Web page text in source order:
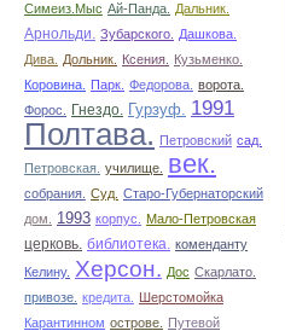
Симеиз.Мыс Ай-Панда. Дальник.
Арнольди. Зубарского.
Дашкова.
Дива.
Дольник. Ксения.
Кузьменко.
Коровина.
Парк. Федорова. ворота.
Форос.
Гнездо. Гурзуф. 1991
Полтава. Петровский сад.
Петровская. училище. век.
собрания. Суд. Старо-Губернаторский
дом.
1993 корпус. Мало-Петровская
церковь. библиотека. коменданту
Келину. Херсон. Дос Скарлато.
привозе. кредита.
Шерстомойка
Карантинном острове.
Путевой